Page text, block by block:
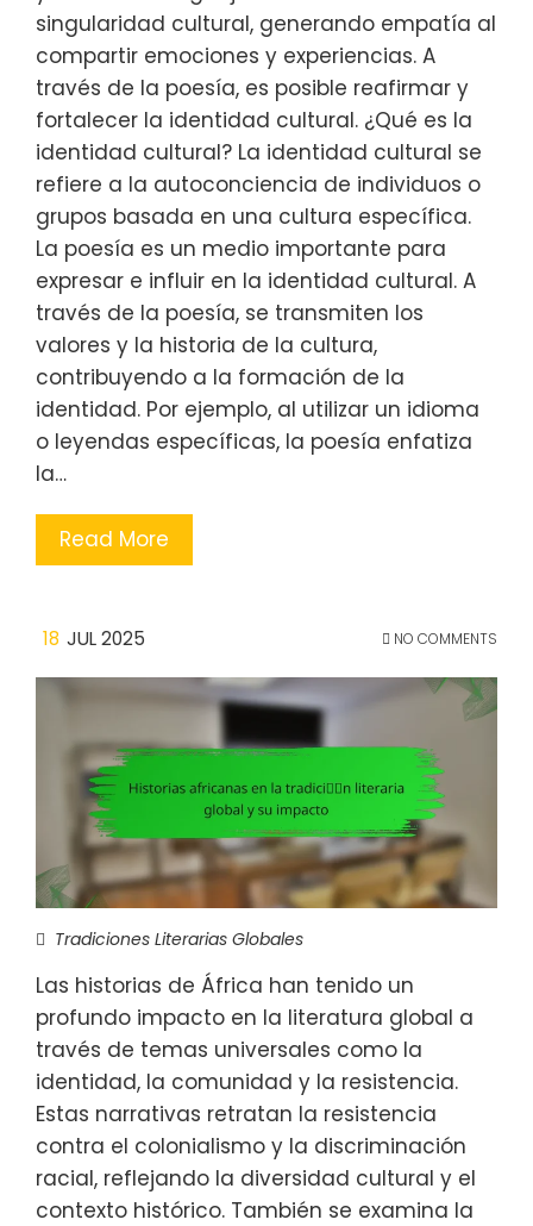
singularidad cultural, generando empatía al
compartir emociones y experiencias. A
través de la poesía, es posible reafirmar y
fortalecer la identidad cultural. ¿Qué es la
identidad cultural? La identidad cultural se
refiere a la autoconciencia de individuos o
grupos basada en una cultura específica.
La poesía es un medio importante para
expresar e influir en la identidad cultural. A
través de la poesía, se transmiten los
valores y la historia de la cultura,
contribuyendo a la formación de la
identidad. Por ejemplo, al utilizar un idioma
o leyendas específicas, la poesía enfatiza
la…
Read More
18 JUL 2025 NO COMMENTS
Tradiciones Literarias Globales
Las historias de África han tenido un
profundo impacto en la literatura global a
través de temas universales como la
identidad, la comunidad y la resistencia.
Estas narrativas retratan la resistencia
contra el colonialismo y la discriminación
racial, reflejando la diversidad cultural y el
contexto histórico. También se examina la